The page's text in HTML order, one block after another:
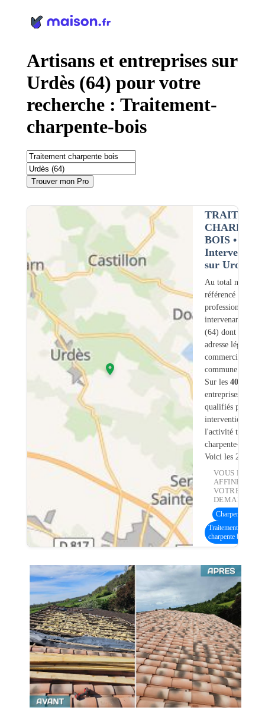
Artisans et entreprises sur
Urdès (64) pour votre
recherche : Traitement-
charpente-bois
Trouver mon Pro
BOIS•
Intervention
sur Urdès
Au total nous
référencé
professionnels
intervenant sur
(64) dont
adresse légale ou
commerciale
commune.
Sur les 40
entreprises
qualifiés pour une
intervention sur
l'activité
charpente-bois.
Voici les 20
VOUS
AFFINER
VOTRE
DEMANDE :
Charpente bois
Traitement
charpente bois